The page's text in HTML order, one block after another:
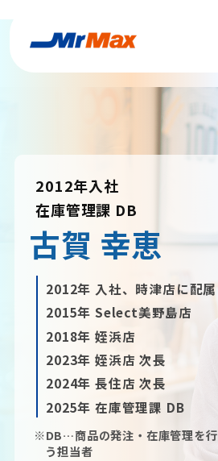
2012年入社
在庫管理課 DB
古賀 幸恵
2012年 入社、時津店に配属
2015年 Select美野島店
2018年 姪浜店
2023年 姪浜店 次長
2024年 長住店 次長
2025年 在庫管理課 DB
※DB…商品の発注・在庫管理を行
う担当者